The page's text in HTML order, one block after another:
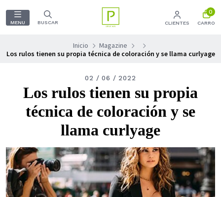
MENU BUSCAR CLIENTES
0
CARRO
Inicio
Magazine
Los rulos tienen su propia técnica de coloración y se llama curlyage
02 / 06 / 2022
Los rulos tienen su propia
técnica de coloración y se
llama curlyage